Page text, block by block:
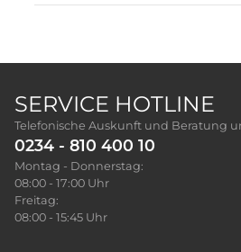
SERVICE HOTLINE
Telefonische Auskunft und Beratung
0234 - 810 400 10
Montag - Donnerstag:
08:00 - 17:00 Uhr
Freitag:
08:00 - 15:45 Uhr